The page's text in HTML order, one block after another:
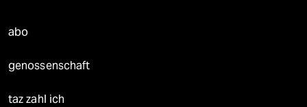
abo
genossenschaft
taz zahl ich